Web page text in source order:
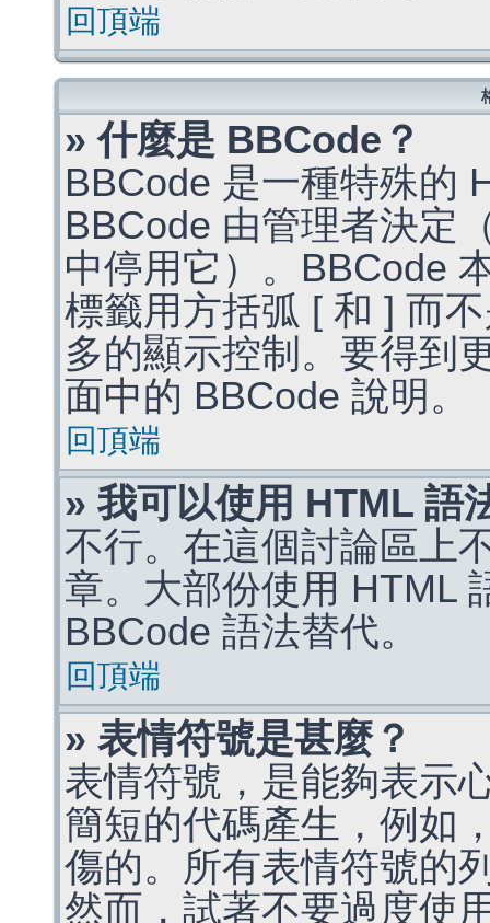
回頂端
» 什麼是 BBCode？
BBCode 是一種特殊的
BBCode 由管理者決定
中停用它）。BBCode
標籤用方括弧 [ 和 ] 而
多的顯示控制。要得到
面中的 BBCode 說明。
回頂端
» 我可以使用 HTML 語
不行。在這個討論區上
章。大部份使用 HTML
BBCode 語法替代。
回頂端
» 表情符號是甚麼？
表情符號，是能夠表示
簡短的代碼產生，例如
傷的。所有表情符號的
然而，試著不要過度使